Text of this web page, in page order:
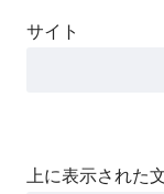
サイト
上に表示された